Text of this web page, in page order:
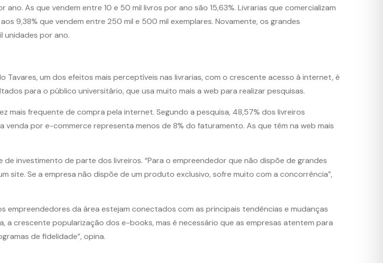
ano. As que vendem entre 10 e 50 mil livros por ano são 15,63%. Livrarias que comercializam
9,38% que vendem entre 250 mil e 500 mil exemplares. Novamente, os grandes
unidades por ano.
Tavares, um dos efeitos mais perceptíveis nas livrarias, com o crescente acesso à internet, é
para o público universitário, que usa muito mais a web para realizar pesquisas.
mais frequente de compra pela internet. Segundo a pesquisa, 48,57% dos livreiros
por e-commerce representa menos de 8% do faturamento. As que têm na web mais
investimento de parte dos livreiros. “Para o empreendedor que não dispõe de grandes
site. Se a empresa não dispõe de um produto exclusivo, sofre muito com a concorrência”,
empreendedores da área estejam conectados com as principais tendências e mudanças
a crescente popularização dos e-books, mas é necessário que as empresas atentem para
de fidelidade”, opina.